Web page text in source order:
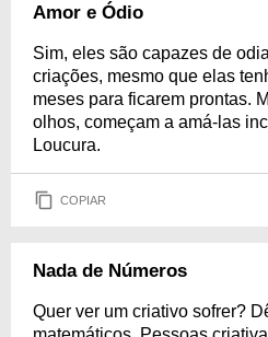
Amor e Ódio
Sim, eles são capazes de
criações, mesmo que elas
meses para ficarem prontas.
olhos, começam a amá-las
Loucura.
COPIAR
Nada de Números
Quer ver um criativo sofrer?